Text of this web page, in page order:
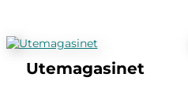
Utemagasinet